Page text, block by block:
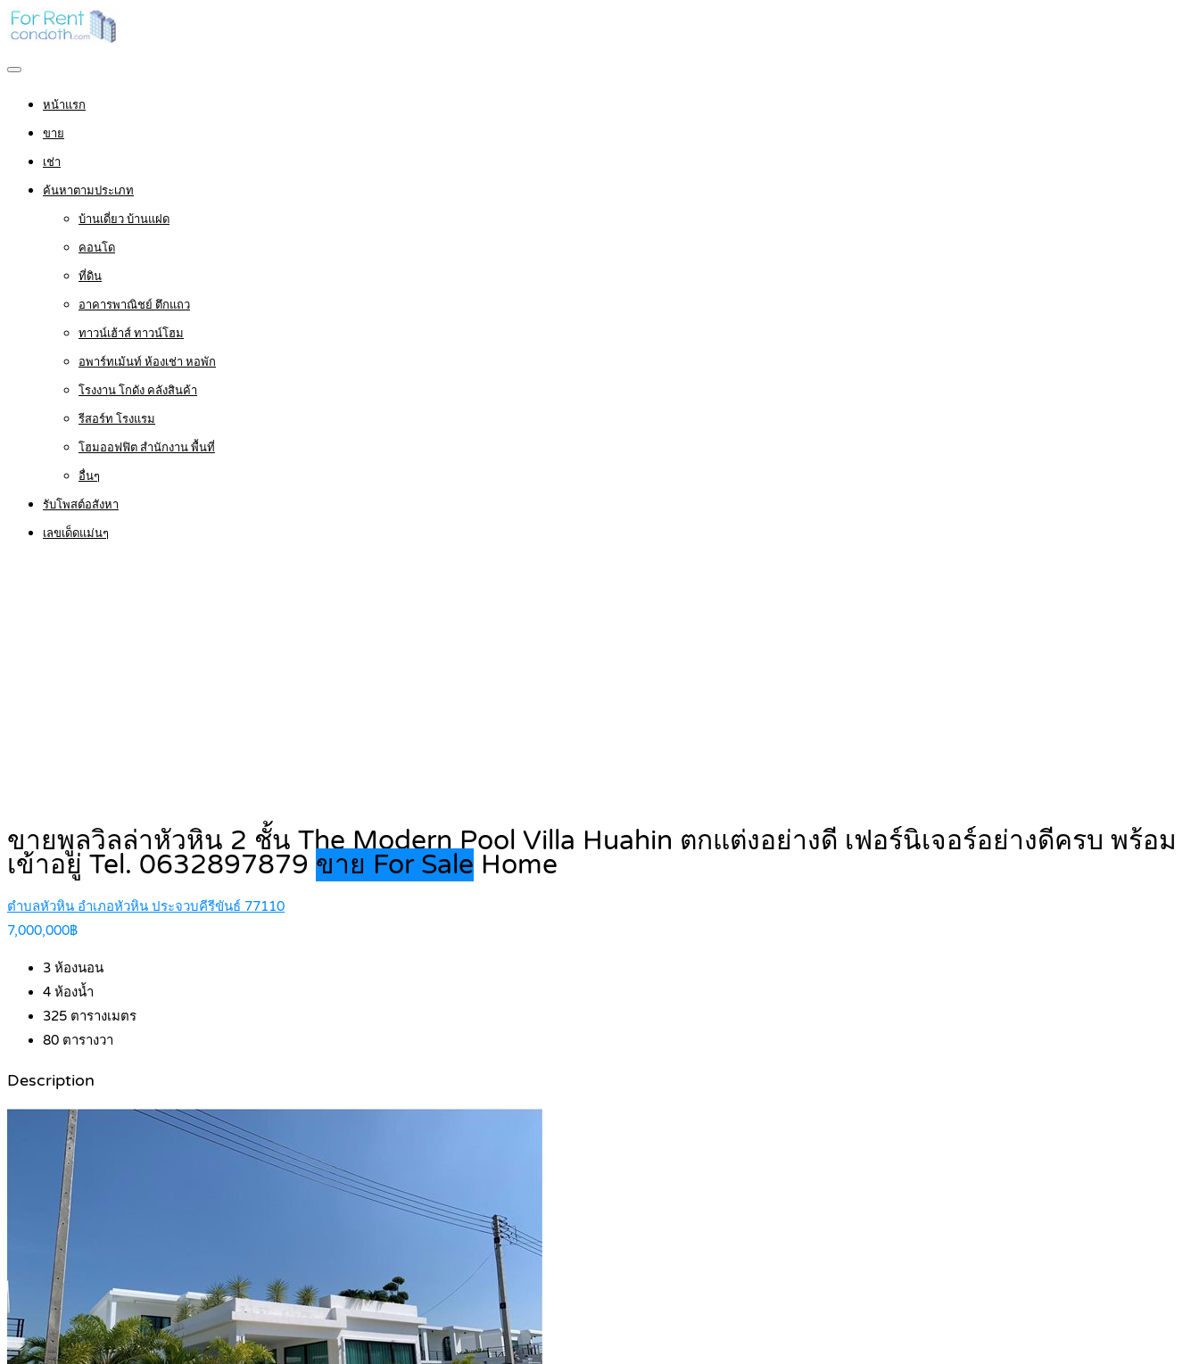
หน้าแรก
ขาย
เช่า
ค้นหาตามประเภท
บ้านเดี่ยว บ้านแฝด
คอนโด
ที่ดิน
อาคารพาณิชย์ ตึกแถว
ทาวน์เฮ้าส์ ทาวน์โฮม
อพาร์ทเม้นท์ ห้องเช่า หอพัก
โรงงาน โกดัง คลังสินค้า
รีสอร์ท โรงแรม
โฮมออฟฟิต สำนักงาน พื้นที่
อื่นๆ
รับโพสต์อสังหา
เลขเด็ดแม่นๆ
ขายพูลวิลล่าหัวหิน 2 ชั้น The Modern Pool Villa Huahin ตกแต่งอย่างดี เฟอร์นิเจอร์อย่างดีครบ พร้อม
เข้าอยู่ Tel. 0632897879 ขาย For Sale Home
ตำบลหัวหิน อำเภอหัวหิน ประจวบคีรีขันธ์ 77110
7,000,000฿
3 ห้องนอน
4 ห้องน้ำ
325 ตารางเมตร
80 ตารางวา
Description